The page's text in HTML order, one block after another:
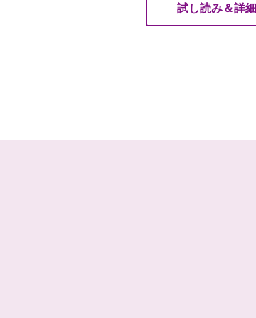
試し読み＆詳細